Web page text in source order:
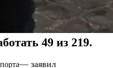
49 из 219.
— заявил